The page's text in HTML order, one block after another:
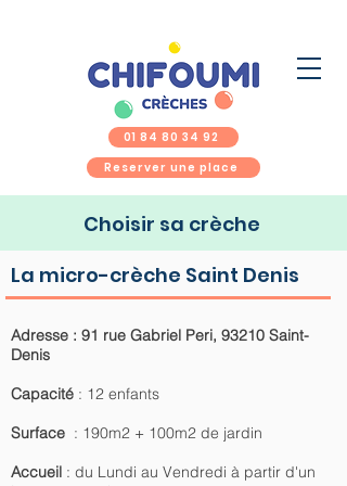
Reserver une place
01 84 80 34 92
Choisir sa crèche
La micro-crèche Saint Denis
Adresse : 91 rue Gabriel Peri, 93210 Saint-
Denis
Capacité : 12 enfants
Surface : 190m2 + 100m2 de jardin
Accueil : du Lundi au Vendredi à partir d'un